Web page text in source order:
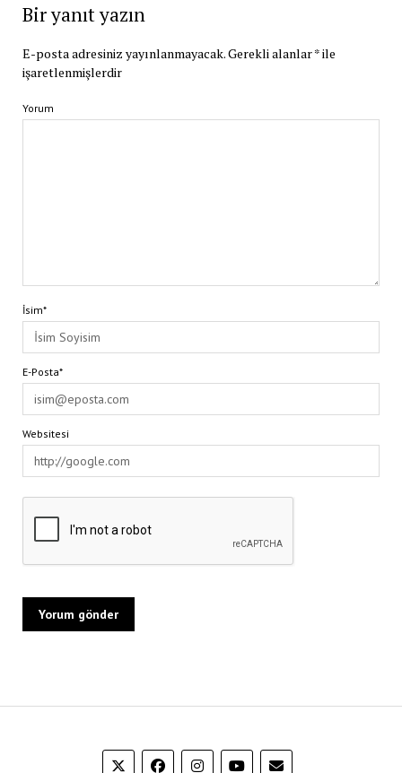
Bir yanıt yazın
E-posta adresiniz yayınlanmayacak.Gerekli alanlar*ile
işaretlenmişlerdir
Yorum
İsim*
E-Posta*
Websitesi